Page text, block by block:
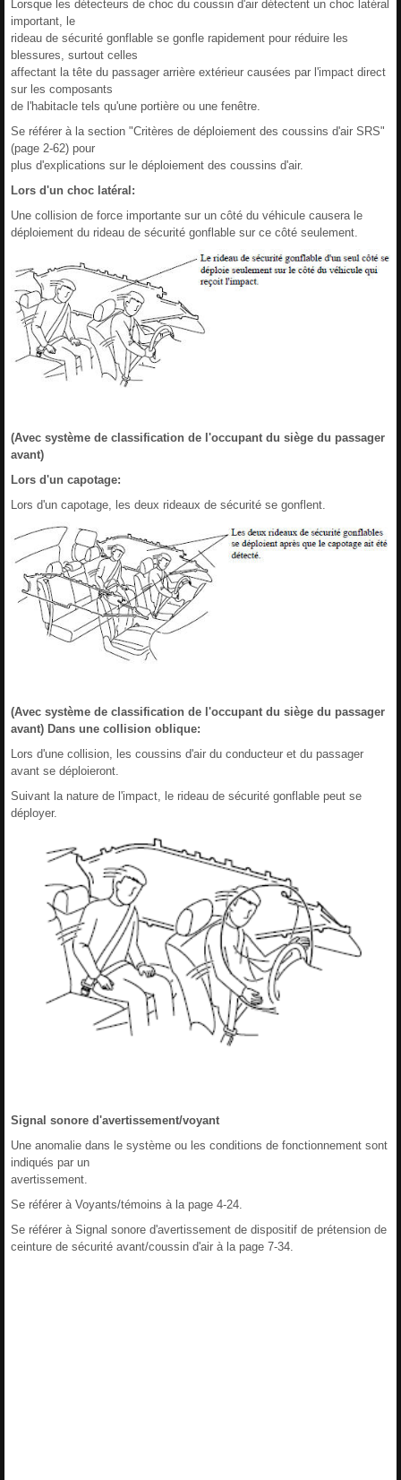
Lorsque les détecteurs de choc du coussin d'air détectent un choc latéral
important, le
rideau de sécurité gonflable se gonfle rapidement pour réduire les
blessures, surtout celles
affectant la tête du passager arrière extérieur causées par l'impact direct
sur les composants
de l'habitacle tels qu'une portière ou une fenêtre.
Se référer à la section "Critères de déploiement des coussins d'air SRS"
(page 2-62) pour
plus d'explications sur le déploiement des coussins d'air.
Lors d'un choc latéral:
Une collision de force importante sur un côté du véhicule causera le
déploiement du rideau de sécurité gonflable sur ce côté seulement.
(Avec système de classification de l'occupant du siège du passager
avant)
Lors d'un capotage:
Lors d'un capotage, les deux rideaux de sécurité se gonflent.
(Avec système de classification de l'occupant du siège du passager
avant) Dans une collision oblique:
Lors d'une collision, les coussins d'air du conducteur et du passager
avant se déploieront.
Suivant la nature de l'impact, le rideau de sécurité gonflable peut se
déployer.
Signal sonore d'avertissement/voyant
Une anomalie dans le système ou les conditions de fonctionnement sont
indiqués par un
avertissement.
Se référer à Voyants/témoins à la page 4-24.
Se référer à Signal sonore d'avertissement de dispositif de prétension de
ceinture de sécurité avant/coussin d'air à la page 7-34.